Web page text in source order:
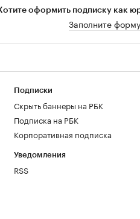
оформить подписку как
Заполните форму
Подписки
Скрыть баннеры на РБК
Подписка на РБК
Корпоративная подписка
Уведомления
RSS